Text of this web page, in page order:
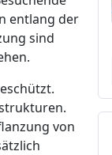
entlang der
sind
von